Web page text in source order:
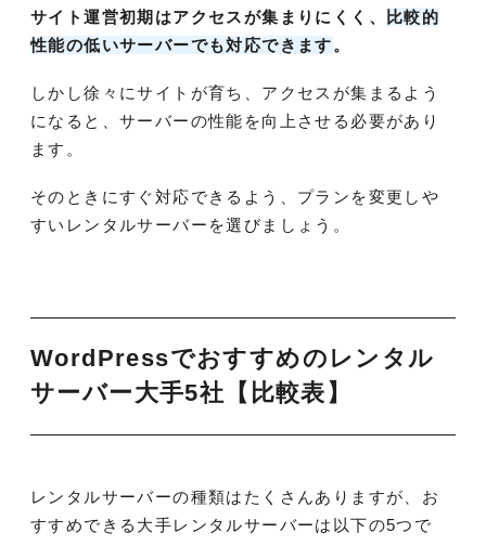
サイト運営初期はアクセスが集まりにくく、
比較的
性能の低いサーバーでも対応できます。
しかし徐々にサイトが育ち、アクセスが集まるよう
になると、サーバーの性能を向上させる必要があり
ます。
そのときにすぐ対応できるよう、プランを変更しや
すいレンタルサーバーを選びましょう。
WordPressでおすすめのレンタル
サーバー大手5社【比較表】
レンタルサーバーの種類はたくさんありますが、お
すすめできる大手レンタルサーバーは以下の5つで